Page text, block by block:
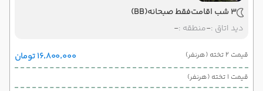
3 شب اقامت
فقط صبحانه(BB)
دید اتاق :-منطقه :-
قیمت 2 تخته (هرنفر) ۱۶٬۸۰۰٬۰۰۰ تومان
قیمت 1 تخته (هرنفر)